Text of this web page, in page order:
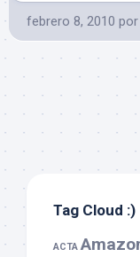
febrero 8, 2010 por
Tag Cloud :)
ACTA